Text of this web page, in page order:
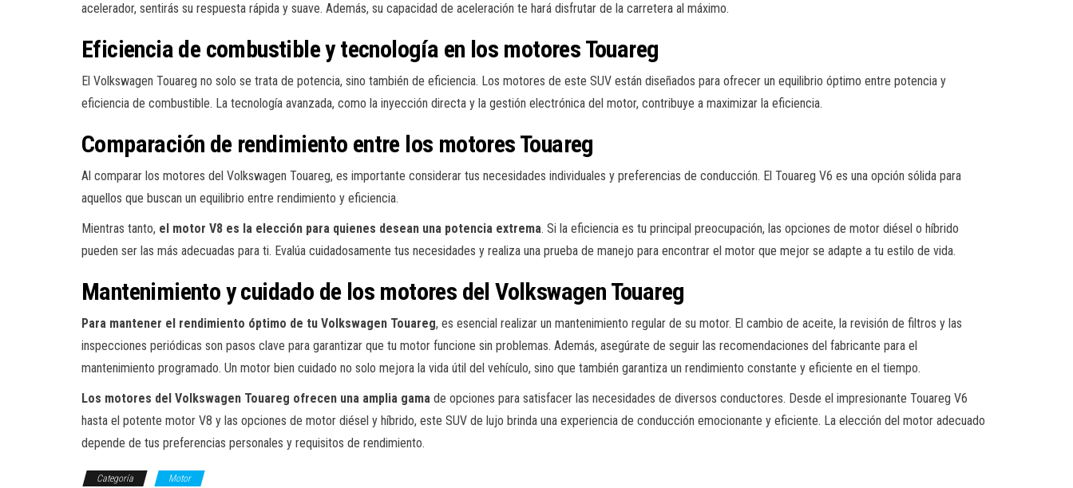
acelerador, sentirás su respuesta rápida y suave. Además, su capacidad de aceleración te hará disfrutar de la carretera al máximo.
Eficiencia de combustible y tecnología en los motores Touareg
El Volkswagen Touareg no solo se trata de potencia, sino también de eficiencia. Los motores de este SUV están diseñados para ofrecer un equilibrio óptimo entre potencia y
eficiencia de combustible. La tecnología avanzada, como la inyección directa y la gestión electrónica del motor, contribuye a maximizar la eficiencia.
Comparación de rendimiento entre los motores Touareg
Al comparar los motores del Volkswagen Touareg, es importante considerar tus necesidades individuales y preferencias de conducción. El Touareg V6 es una opción sólida para
aquellos que buscan un equilibrio entre rendimiento y eficiencia.
Mientras tanto, el motor V8 es la elección para quienes desean una potencia extrema. Si la eficiencia es tu principal preocupación, las opciones de motor diésel o híbrido
pueden ser las más adecuadas para ti. Evalúa cuidadosamente tus necesidades y realiza una prueba de manejo para encontrar el motor que mejor se adapte a tu estilo de vida.
Mantenimiento y cuidado de los motores del Volkswagen Touareg
Para mantener el rendimiento óptimo de tu Volkswagen Touareg, es esencial realizar un mantenimiento regular de su motor. El cambio de aceite, la revisión de filtros y las
inspecciones periódicas son pasos clave para garantizar que tu motor funcione sin problemas. Además, asegúrate de seguir las recomendaciones del fabricante para el
mantenimiento programado. Un motor bien cuidado no solo mejora la vida útil del vehículo, sino que también garantiza un rendimiento constante y eficiente en el tiempo.
Los motores del Volkswagen Touareg ofrecen una amplia gama de opciones para satisfacer las necesidades de diversos conductores. Desde el impresionante Touareg V6
hasta el potente motor V8 y las opciones de motor diésel y híbrido, este SUV de lujo brinda una experiencia de conducción emocionante y eficiente. La elección del motor adecuado
depende de tus preferencias personales y requisitos de rendimiento.
Categoría Motor